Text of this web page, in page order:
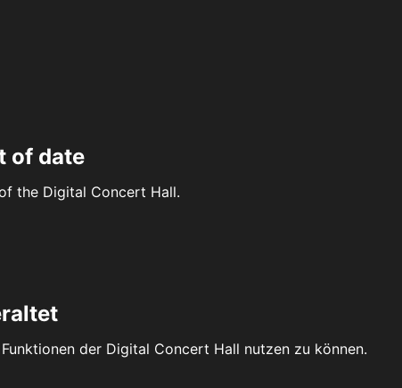
of date
the Digital Concert Hall.
der Digital Concert Hall nutzen zu können.